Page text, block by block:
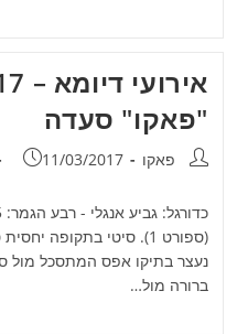
"פאקו" סעדה
מחבר:פאקו פורסם:
11/03/2017
(ספורט 1). סיטי בתקופה
נעצר בתיקו אפס המתסכל מול
ברורה מול…